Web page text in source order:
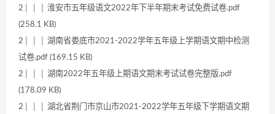
2│ │ │ 淮安市五年级语文2022年下半年期末考试免费试卷.pdf
(258.1 KB)
2│ │ │ 湖南省娄底市2021-2022学年五年级上学期语文期中检测
试卷.pdf (169.15 KB)
2│ │ │ 湖南2022年五年级上期语文期末考试试卷完整版.pdf
(178.09 KB)
2│ │ │ 湖北省荆门市京山市2021-2022学年五年级下学期语文期